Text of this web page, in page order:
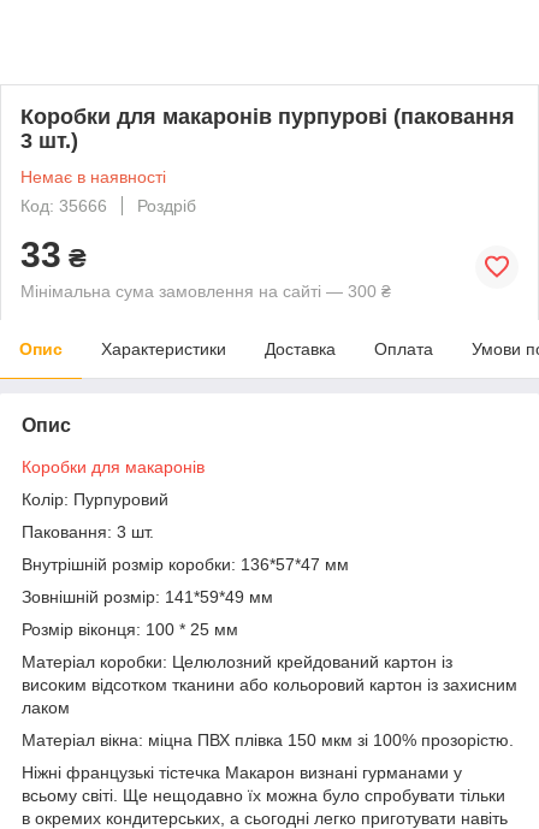
Коробки для макаронів пурпурові (паковання
3 шт.)
Немає в наявності
Код: 35666
Роздріб
33 ₴
Мінімальна сума замовлення на сайті — 300 ₴
Опис Характеристики Доставка Оплата Умови
Опис
Коробки для макаронів
Колір: Пурпуровий
Паковання: 3 шт.
Внутрішній розмір коробки: 136*57*47 мм
Зовнішній розмір: 141*59*49 мм
Розмір віконця: 100 * 25 мм
Матеріал коробки: Целюлозний крейдований картон із
високим відсотком тканини або кольоровий картон із захисним
лаком
Матеріал вікна: міцна ПВХ плівка 150 мкм зі 100% прозорістю.
Ніжні французькі тістечка Макарон визнані гурманами у
всьому світі. Ще нещодавно їх можна було спробувати тільки
в окремих кондитерських, а сьогодні легко приготувати навіть